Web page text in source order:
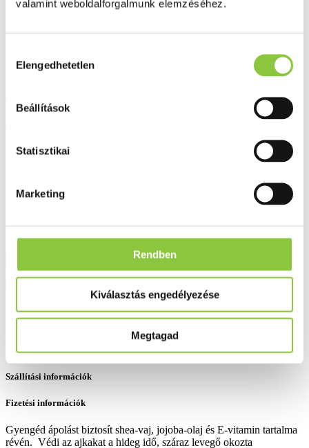
valamint weboldalforgalmunk elemzéséhez.
kiválasztása
Elengedhetetlen
Beállítások
Statisztikai
Marketing
Rendben
Kiválasztás engedélyezése
Megtagad
Kívánságlistába
Részletes leírás
Szállítási információk
Fizetési információk
Gyengéd ápolást biztosít shea-vaj, jojoba-olaj és E-vitamin tartalma
révén. Védi az ajkakat a hideg idő, száraz levegő okozta